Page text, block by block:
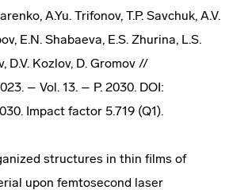
A.Yu. Trifonov, T.P. Savchuk, A.V.
E.N. Shabaeva, E.S. Zhurina, L.S.
D.V. Kozlov, D. Gromov //
– Vol. 13. – P. 2030. DOI:
Impact factor 5.719 (Q1).
structures in thin films of
upon femtosecond laser